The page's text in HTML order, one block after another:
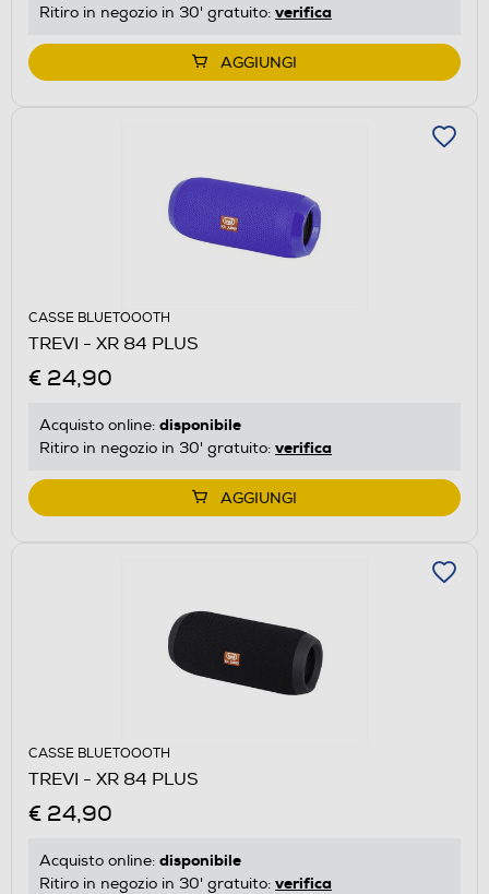
Ritiro in negozio in 30' gratuito: verifica
AGGIUNGI
CASSE BLUETOOOTH
TREVI - XR 84 PLUS
€ 24,90
Acquisto online: disponibile
Ritiro in negozio in 30' gratuito: verifica
AGGIUNGI
CASSE BLUETOOOTH
TREVI - XR 84 PLUS
€ 24,90
Acquisto online: disponibile
Ritiro in negozio in 30' gratuito: verifica